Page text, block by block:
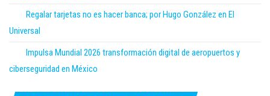
Regalar tarjetas no es hacer banca; por Hugo González en El
Universal
Impulsa Mundial 2026 transformación digital de aeropuertos y
ciberseguridad en México